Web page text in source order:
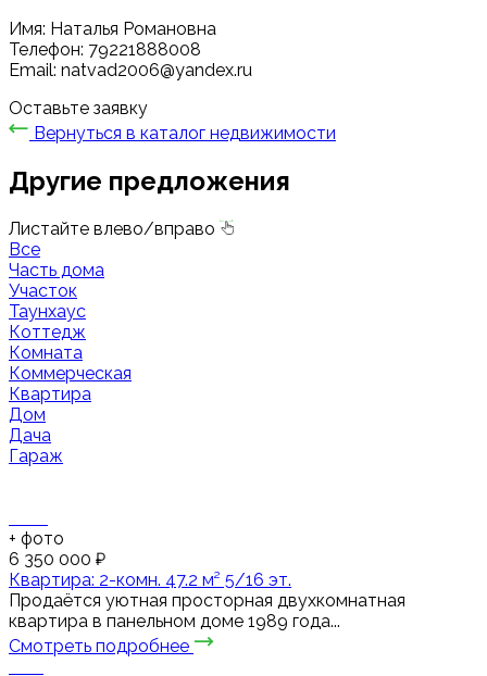
Имя: Наталья Романовна
Телефон: 79221888008
Email: natvad2006@yandex.ru
Оставьте заявку
Вернуться в каталог недвижимости
Другие предложения
Листайте влево/вправо
Все
Часть дома
Участок
Таунхаус
Коттедж
Комната
Коммерческая
Квартира
Дом
Дача
Гараж
+ фото
6 350 000 ₽
Квартира: 2-комн. 47.2 м² 5/16 эт.
Продаётся уютная просторная двухкомнатная
квартира в панельном доме 1989 года...
Смотреть подробнее